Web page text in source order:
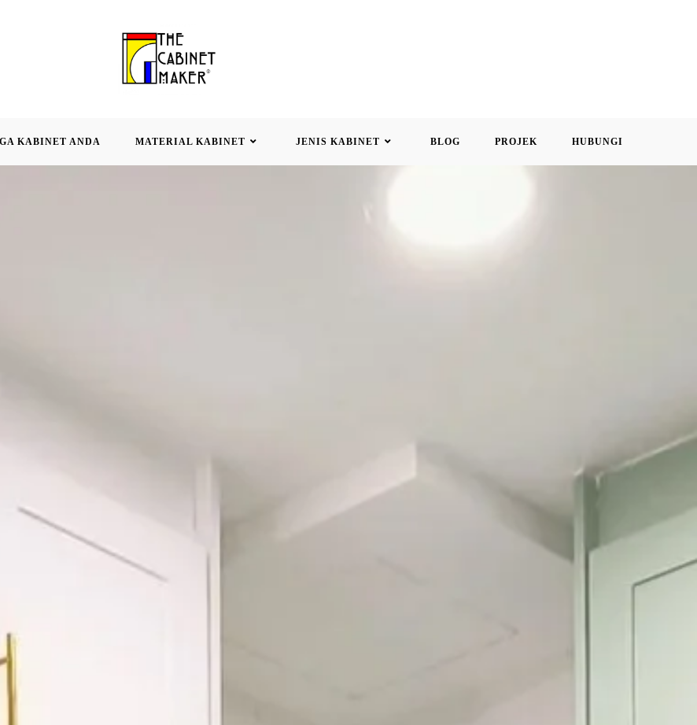
KABINET ANDA MATERIAL KABINET JENIS KABINET BLOG PROJEK HUBUNGI